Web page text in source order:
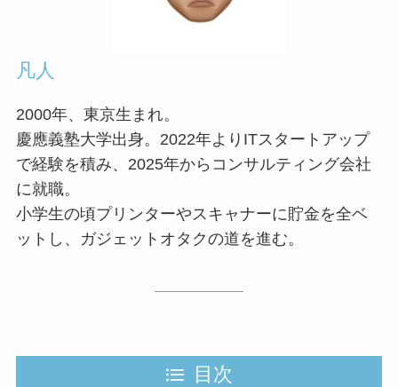
凡人
2000年、東京生まれ。
慶應義塾大学出身。2022年よりITスタートアップ
で経験を積み、2025年からコンサルティング会社
に就職。
小学生の頃プリンターやスキャナーに貯金を全ベ
ットし、ガジェットオタクの道を進む。
目次